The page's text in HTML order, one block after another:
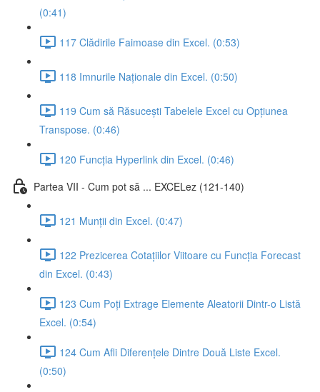
(0:41)
117 Clădirile Faimoase din Excel. (0:53)
118 Imnurile Naționale din Excel. (0:50)
119 Cum să Răsucești Tabelele Excel cu Opțiunea
Transpose. (0:46)
120 Funcția Hyperlink din Excel. (0:46)
Partea VII - Cum pot să ... EXCELez (121-140)
121 Munții din Excel. (0:47)
122 Prezicerea Cotațiilor Viitoare cu Funcția Forecast
din Excel. (0:43)
123 Cum Poți Extrage Elemente Aleatorii Dintr-o Listă
Excel. (0:54)
124 Cum Afli Diferențele Dintre Două Liste Excel.
(0:50)